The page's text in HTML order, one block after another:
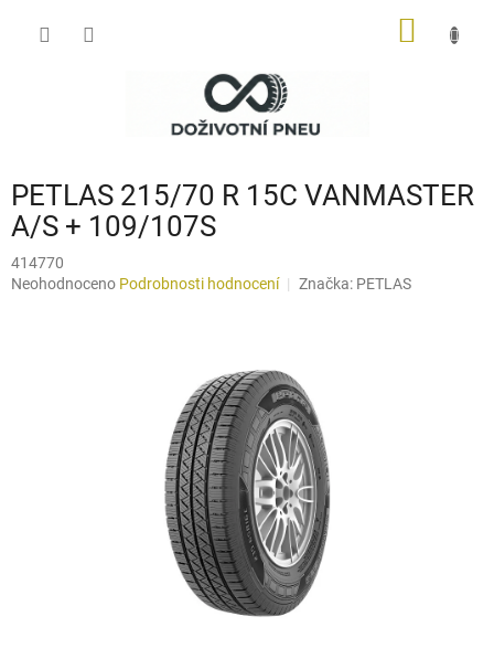
PETLAS 215/70 R 15C VANMASTER
A/S + 109/107S
414770
Průměrné
Neohodnoceno Podrobnosti hodnocení Značka: PETLAS